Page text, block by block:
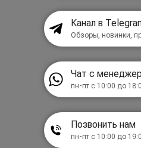
Канал в
Обзоры, новинки,
Чат с
пн-пт с 10:00 до
Позвонить нам
пн-пт с 10:00 до